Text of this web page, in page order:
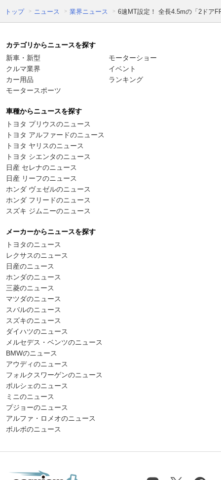
トップ ニュース 業界ニュース 6速MT設定！ 全長4.5mの「2ドア
カテゴリからニュースを探す
新車・新型
クルマ業界
カー用品
モータースポーツ
モーターショー
イベント
ランキング
車種からニュースを探す
トヨタ プリウスのニュース
トヨタ アルファードのニュース
トヨタ ヤリスのニュース
トヨタ シエンタのニュース
日産 セレナのニュース
日産 リーフのニュース
ホンダ ヴェゼルのニュース
ホンダ フリードのニュース
スズキ ジムニーのニュース
メーカーからニュースを探す
トヨタのニュース
レクサスのニュース
日産のニュース
ホンダのニュース
三菱のニュース
マツダのニュース
スバルのニュース
スズキのニュース
ダイハツのニュース
メルセデス・ベンツのニュース
BMWのニュース
アウディのニュース
フォルクスワーゲンのニュース
ポルシェのニュース
ミニのニュース
プジョーのニュース
アルファ・ロメオのニュース
ボルボのニュース